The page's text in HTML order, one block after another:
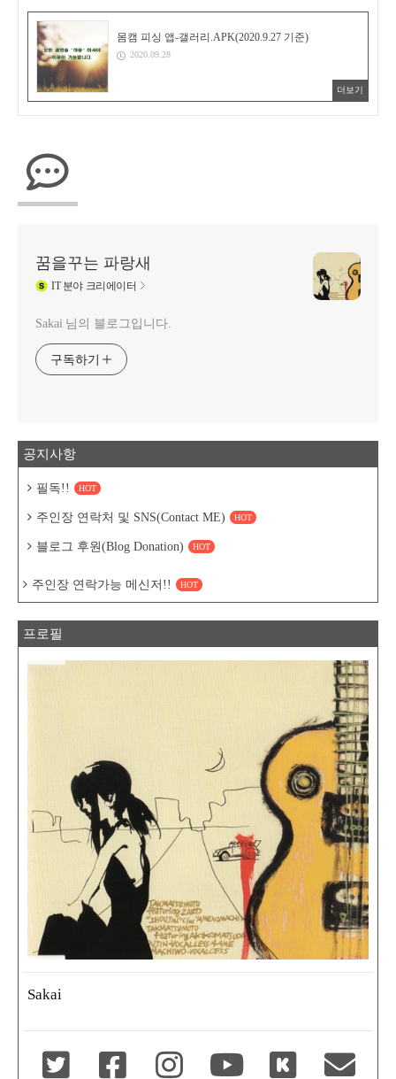
몸캠 피싱 앱-갤러리.APK(2020.9.27 기준)
2020.09.28
더보기
꿈을꾸는 파랑새
IT분야 크리에이터
Sakai 님의 블로그입니다.
구독하기
공지사항
필독!! HOT
주인장 연락처 및 SNS(Contact ME) HOT
블로그 후원(Blog Donation) HOT
주인장 연락가능 메신저!! HOT
프로필
Sakai